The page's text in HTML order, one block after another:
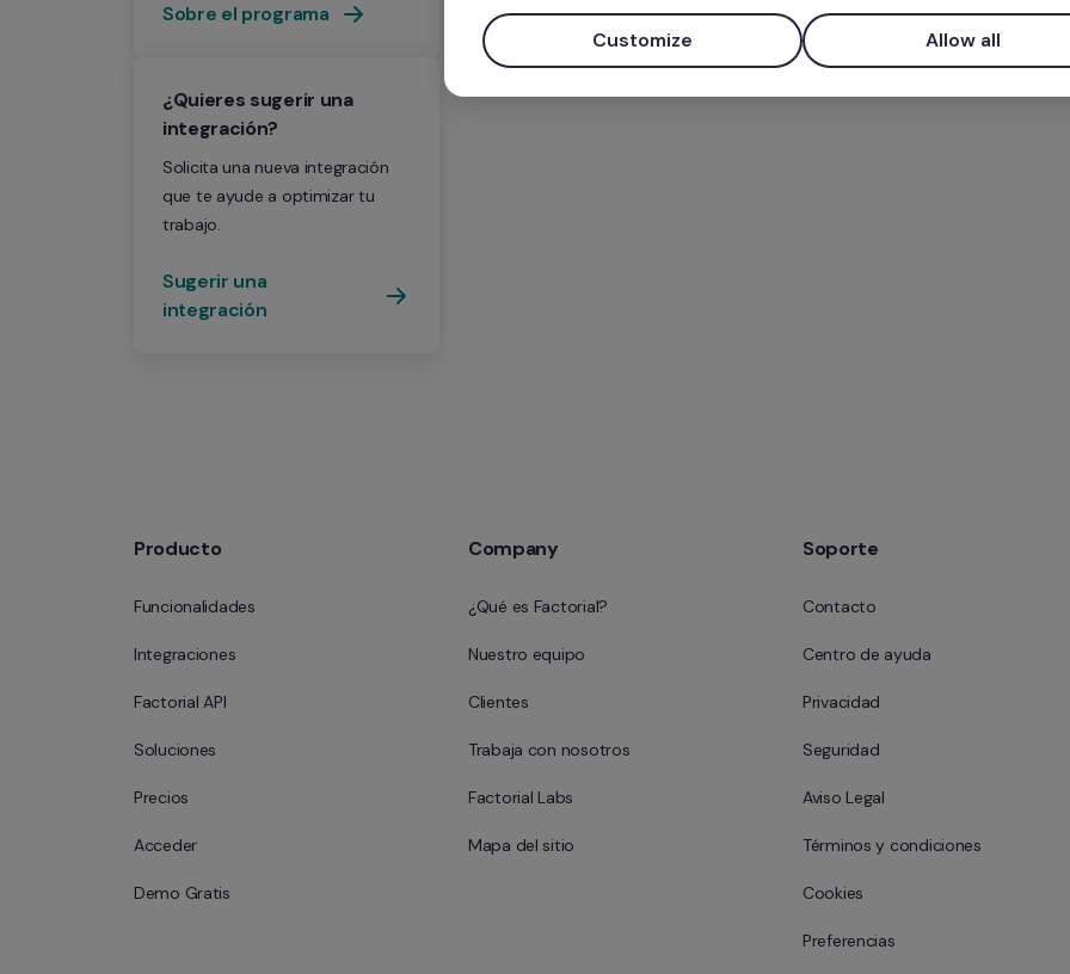
Sobre el programa
¿Quieres sugerir una
integración?
Solicita una nueva integración
que te ayude a optimizar tu
trabajo.
Sugerir una
integración
Producto
Funcionalidades
Integraciones
Factorial API
Soluciones
Precios
Acceder
Demo Gratis
Company
¿Qué es Factorial?
Nuestro equipo
Clientes
Trabaja con nosotros
Factorial Labs
Mapa del sitio
Soporte
Contacto
Centro de ayuda
Privacidad
Seguridad
Aviso Legal
Términos y condiciones
Cookies
Preferencias
Customize Allow all